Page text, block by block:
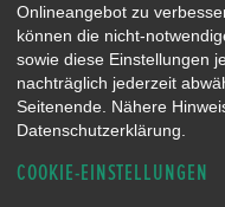
HONDA NSX
HONDA CIVIC E:HEV
HONDA HR-V E:HEV
HONDA CR-V E:HEV & E:PHEV
Onlineangebot zu
können die nicht-
sowie diese Einstellungen
nachträglich jederzeit
Seitenende. Nähere
Datenschutzerklärung.
COOKIE-EINSTELLUNGEN